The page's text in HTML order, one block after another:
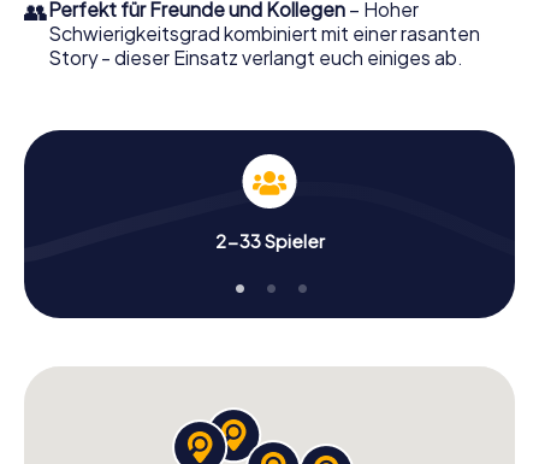
👥Perfekt für Freunde und Kollegen – Hoher
Schwierigkeitsgrad kombiniert mit einer rasanten
Story - dieser Einsatz verlangt euch einiges ab.
2-33 Spieler